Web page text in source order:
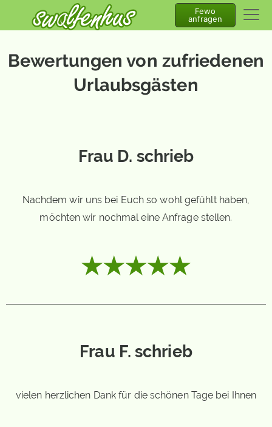
Fewo
anfragen
Bewertungen von zufriedenen
Urlaubsgästen
Frau D. schrieb
Nachdem wir uns bei Euch so wohl gefühlt haben,
möchten wir nochmal eine Anfrage stellen.
Frau F. schrieb
vielen herzlichen Dank für die schönen Tage bei Ihnen